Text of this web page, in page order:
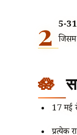
2 5-
जिसमें
17 मई